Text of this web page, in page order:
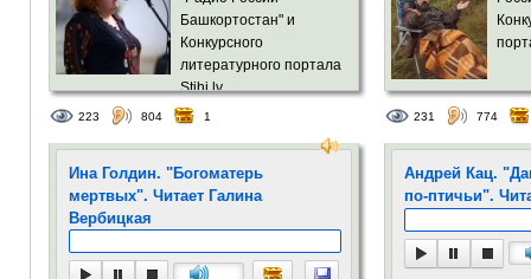
Башкортостан" и
Конкурсного
литературного портала
Stihi.lv
223 804 1 231 774
Ина Голдин. "Богоматерь
мертвых". Читает Галина
Вербицкая
Андрей Кац.
по-птичьи".